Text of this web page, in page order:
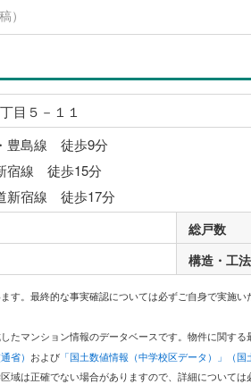
）
目５－１１
豊島線 徒歩9分
宿線 徒歩15分
新宿線 徒歩17分
総戸数
構造・工法
。最終的な事実確認については必ずご自身で実施い
たマンション情報のデータベースです。物件に関する
省） および 「国土数値情報（中学校区データ）」（国
は正確でない場合がありますので、詳細については